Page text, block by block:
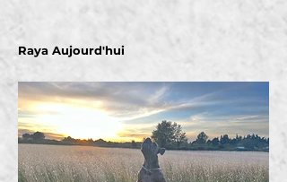
Raya Aujourd'hui